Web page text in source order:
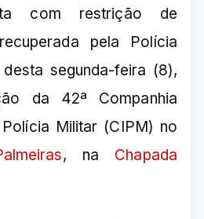
com restrição de
pela Polícia
segunda-feira (8),
da 42ª Companhia
Militar (CIPM) no
, na Chapada